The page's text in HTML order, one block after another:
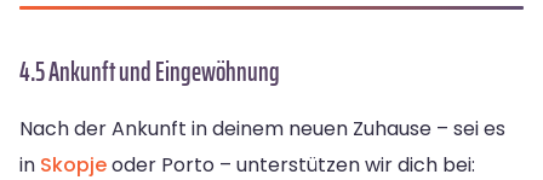
4.5 Ankunft und Eingewöhnung
Nach der Ankunft in deinem neuen Zuhause – sei es
in Skopjeoder Porto – unterstützen wir dich bei: